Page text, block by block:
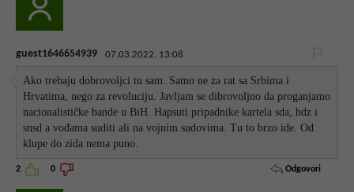
guest1646654939 07.03.2022. 13:08
Ako trebaju dobrovoljci tu sam. Samo ne za rat sa Srbima i
Hrvatima, nego za revoluciju. Javljam se dibrovoljno da proganjamo
nacionalističke bande u BiH. Hapsuti pripadnike kartela sda, hdz i
snsd a vođama suditi ali na vojnim sudovima. Tu to brzo ide. Od
klupe do zida nema puno.
2 0 Odgovori